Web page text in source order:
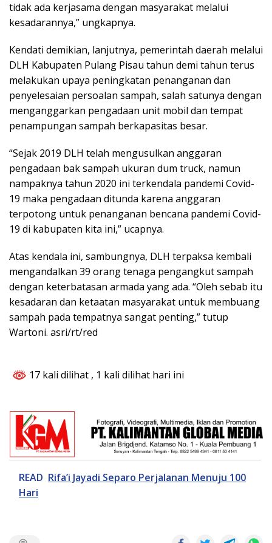
tidak ada kerjasama dengan masyarakat melalui
kesadarannya,” ungkapnya.
Kendati demikian, lanjutnya, pemerintah daerah melalui
DLH Kabupaten Pulang Pisau tahun demi tahun terus
melakukan upaya peningkatan penanganan dan
penyelesaian persoalan sampah, salah satunya dengan
menganggarkan pengadaan unit mobil dan tempat
penampungan sampah berkapasitas besar.
“Sejak 2019 DLH telah mengusulkan anggaran
pengadaan bak sampah ukuran dum truck, namun
nampaknya tahun 2020 ini terkendala pandemi Covid-
19 maka pengadaan ditunda karena anggaran
terpotong untuk penanganan bencana pandemi Covid-
19 di kabupaten kita ini,” ucapnya.
Atas kendala ini, sambungnya, DLH terpaksa kembali
mengandalkan 39 orang tenaga pengangkut sampah
dengan keterbatasan armada yang ada. “Oleh sebab itu
kesadaran dan ketaatan masyarakat untuk membuang
sampah pada tempatnya sangat penting,” tutup
Wartoni. asri/rt/red
17 kali dilihat , 1 kali dilihat hari ini
READ Rifa’i Jayadi Separo Perjalanan Menuju 100
Hari